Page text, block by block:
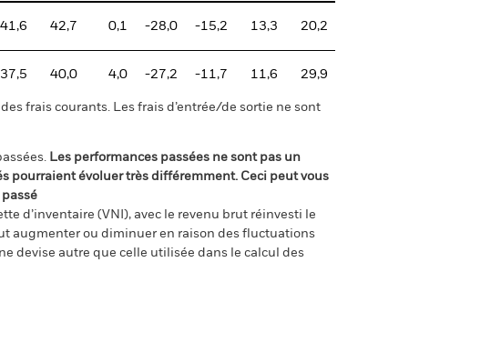
41,6 42,7 0,1 -28,0 -15,2 13,3 20,2
37,5 40,0 4,0 -27,2 -11,7 11,6 29,9
frais courants. Les frais d’entrée/de sortie ne sont
Les performances passées ne sont pas un
pourraient évoluer très différemment. Ceci peut vous
d’inventaire (VNI), avec le revenu brut réinvesti le
augmenter ou diminuer en raison des fluctuations
devise autre que celle utilisée dans le calcul des